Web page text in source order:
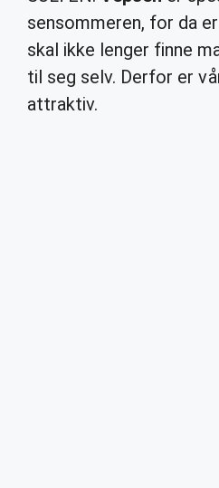
sensommeren, for da
skal ikke lenger finne
til seg selv. Derfor er
attraktiv.